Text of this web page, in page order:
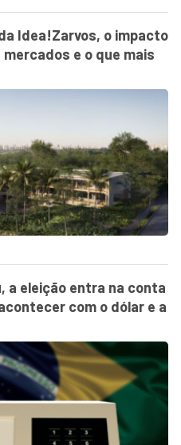
Idea!Zarvos, o impacto
e o que mais
a eleição entra na conta
com o dólar e a